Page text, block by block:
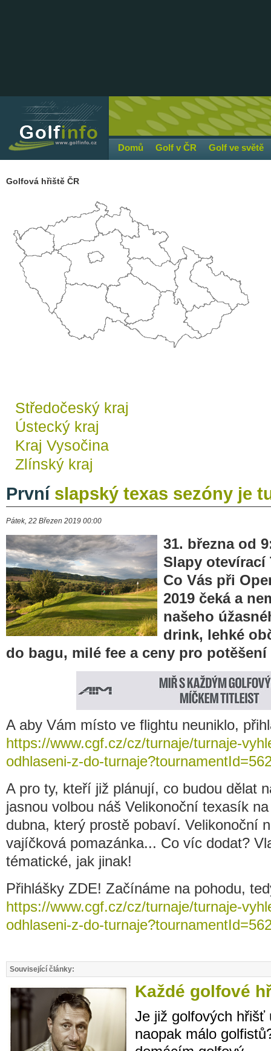
Domů Golf v ČR Golf ve světě
Golfová hřiště ČR
Středočeský kraj
Ústecký kraj
Kraj Vysočina
Zlínský kraj
První slapský texas sezóny je
Pátek, 22 Březen 2019 00:00
31. března od
Slapy otevírací
Co Vás při
2019 čeká a
našeho
drink, lehké
do bagu, milé fee a ceny pro
A aby Vám místo ve flightu neuniklo,
https://www.cgf.cz/cz/turnaje/turnaje-
odhlaseni-z-do-
A pro ty, kteří již plánují, co budou dělat
jasnou volbou náš Velikonoční texasík
dubna, který prostě pobaví. Velikonoční
vajíčková pomazánka... Co víc dodat?
tématické, jak jinak!
Přihlášky ZDE! Začínáme na pohodu,
https://www.cgf.cz/cz/turnaje/turnaje-
odhlaseni-z-do-
Související články:
Každé golfové
Je již golfových hřišť
naopak málo